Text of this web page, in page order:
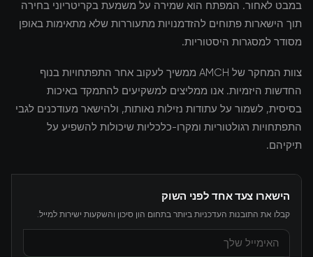
במבט לאחור. המפתח הוא שמירה על משמעת בקריטריוני בחירה
תוך הישארות פתוחים להזדמנויות מתעוררות שלא מתאימות באופן
מסודר למסגרות היסטוריות.
צוות המחקר של AMCH ממשיך לעקוב אחר התפתחויות בנוף
החדשות היזמיות. אנו ממליצים למשקיעים להתמקד באיכות
בסיסית, לשמור על עתודות נזילות נאותות, ולהישאר מעודכנים לגבי
התפתחויות רגולטוריות ומקרו-כלכליות שיכולות להשפיע על
תיקיהם.
הישארו צעד אחד לפני השוק
קבלו את התובנות העדכניות ביותר בתחום הון סיכון והשקעות ישירות למייל.